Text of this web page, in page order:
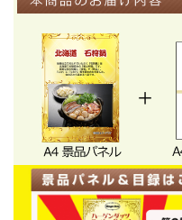
体の芯から温まる一品で
い。
★★★A4景品パネル